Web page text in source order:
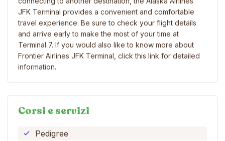
JFK Terminal provides a convenient and comfortable
travel experience. Be sure to check your flight details
and arrive early to make the most of your time at
Terminal 7. If you would also like to know more about ​
Frontier Airlines JFK Terminal, click this link for detailed
information.
Corsi e servizi
Pedigree